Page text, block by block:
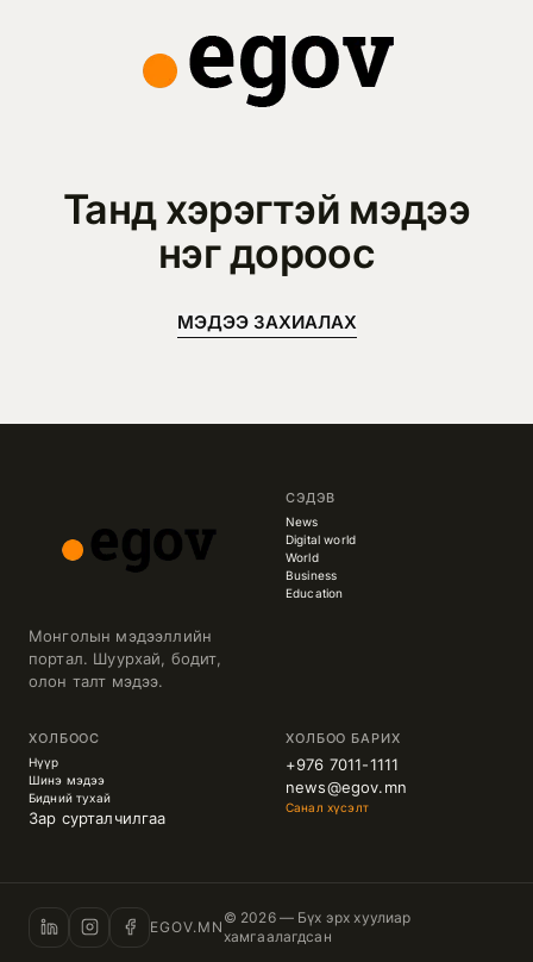
Танд хэрэгтэй мэдээ
нэг дороос
МЭДЭЭ ЗАХИАЛАХ
Монголын мэдээллийн
портал. Шуурхай, бодит,
олон талт мэдээ.
СЭДЭВ
News
Digital world
World
Business
Education
ХОЛБООС
Нүүр
Шинэ мэдээ
Бидний тухай
Зар сурталчилгаа
ХОЛБОО БАРИХ
+976 7011-1111
news@egov.mn
Санал хүсэлт
EGOV.MN
© 2026 — Бүх эрх хуулиар
хамгаалагдсан